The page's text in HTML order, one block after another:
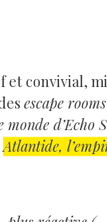
et convivial,
escape rooms
d’Echo
Atlantide,